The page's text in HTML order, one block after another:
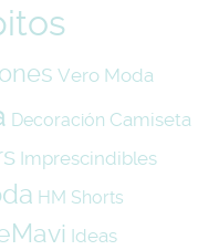
Vero Moda
Decoración Camiseta
Imprescindibles
HM Shorts
Ideas